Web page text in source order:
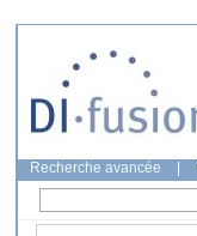
Recherche avancée